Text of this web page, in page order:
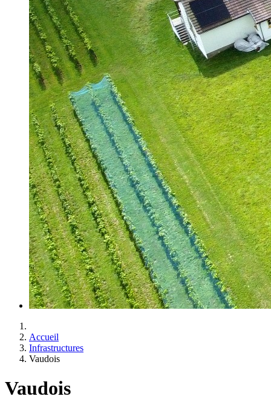
Accueil
Infrastructures
Vaudois
Vaudois